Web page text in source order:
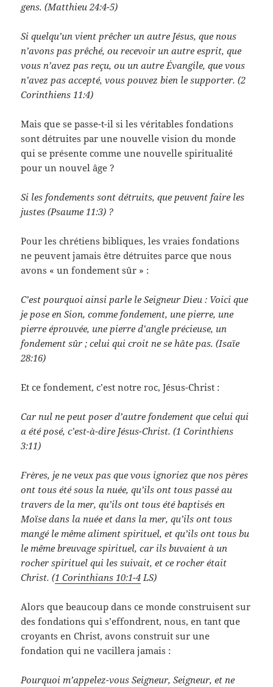
gens. (Matthieu 24:4-5)
Si quelqu’un vient prêcher un autre Jésus, que nous
n’avons pas prêché, ou recevoir un autre esprit, que
vous n’avez pas reçu, ou un autre Évangile, que vous
n’avez pas accepté, vous pouvez bien le supporter. (2
Corinthiens 11:4)
Mais que se passe-t-il si les véritables fondations
sont détruites par une nouvelle vision du monde
qui se présente comme une nouvelle spiritualité
pour un nouvel âge ?
Si les fondements sont détruits, que peuvent faire les
justes (Psaume 11:3) ?
Pour les chrétiens bibliques, les vraies fondations
ne peuvent jamais être détruites parce que nous
avons « un fondement sûr » :
C’est pourquoi ainsi parle le Seigneur Dieu : Voici que
je pose en Sion, comme fondement, une pierre, une
pierre éprouvée, une pierre d’angle précieuse, un
fondement sûr ; celui qui croit ne se hâte pas. (Isaïe
28:16)
Et ce fondement, c’est notre roc, Jésus-Christ :
Car nul ne peut poser d’autre fondement que celui qui
a été posé, c’est-à-dire Jésus-Christ. (1 Corinthiens
3:11)
Frères, je ne veux pas que vous ignoriez que nos pères
ont tous été sous la nuée, qu’ils ont tous passé au
travers de la mer, qu’ils ont tous été baptisés en
Moïse dans la nuée et dans la mer, qu’ils ont tous
mangé le même aliment spirituel, et qu’ils ont tous bu
le même breuvage spirituel, car ils buvaient à un
rocher spirituel qui les suivait, et ce rocher était
Christ. (1 Corinthians 10:1-4LS)
Alors que beaucoup dans ce monde construisent sur
des fondations qui s’effondrent, nous, en tant que
croyants en Christ, avons construit sur une
fondation qui ne vacillera jamais :
Pourquoi m’appelez-vous Seigneur, Seigneur, et ne